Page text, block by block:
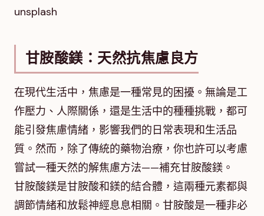
unsplash
甘胺酸鎂：天然抗焦慮良方
在現代生活中，焦慮是一種常見的困擾。無論是工
作壓力、人際關係，還是生活中的種種挑戰，都可
能引發焦慮情緒，影響我們的日常表現和生活品
質。然而，除了傳統的藥物治療，你也許可以考慮
嘗試一種天然的解焦慮方法——補充甘胺酸鎂。
甘胺酸鎂是甘胺酸和鎂的結合體，這兩種元素都與
調節情緒和放鬆神經息息相關。甘胺酸是一種非必